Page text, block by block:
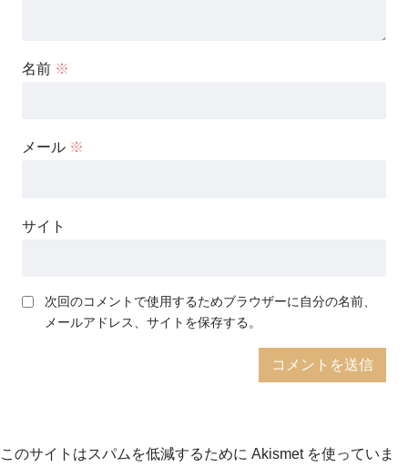
名前 ※
メール ※
サイト
次回のコメントで使用するためブラウザーに自分の名前、
メールアドレス、サイトを保存する。
このサイトはスパムを低減するために Akismet を使っていま